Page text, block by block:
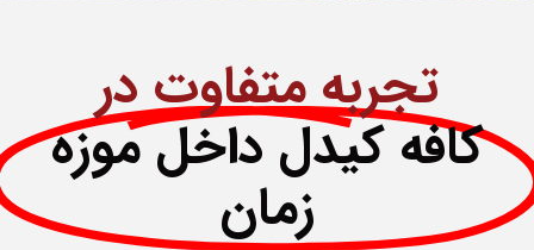
تجربه متفاوت در
کافه کیدل داخل موزه
زمان